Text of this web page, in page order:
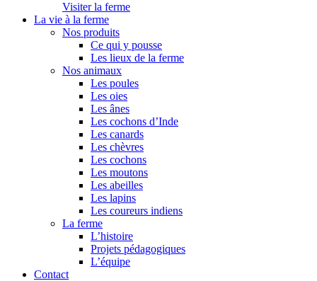
Visiter la ferme
La vie à la ferme
Nos produits
Ce qui y pousse
Les lieux de la ferme
Nos animaux
Les poules
Les oies
Les ânes
Les cochons d’Inde
Les canards
Les chèvres
Les cochons
Les moutons
Les abeilles
Les lapins
Les coureurs indiens
La ferme
L’histoire
Projets pédagogiques
L’équipe
Contact